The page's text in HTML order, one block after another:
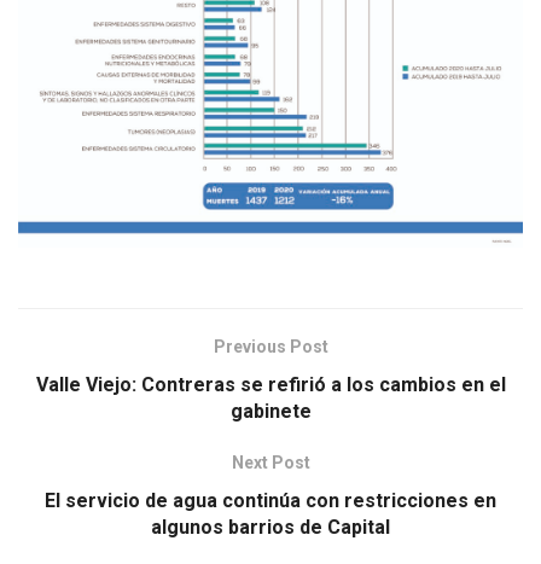
Previous Post
Valle Viejo: Contreras se refirió a los cambios en el
gabinete
Next Post
El servicio de agua continúa con restricciones en
algunos barrios de Capital